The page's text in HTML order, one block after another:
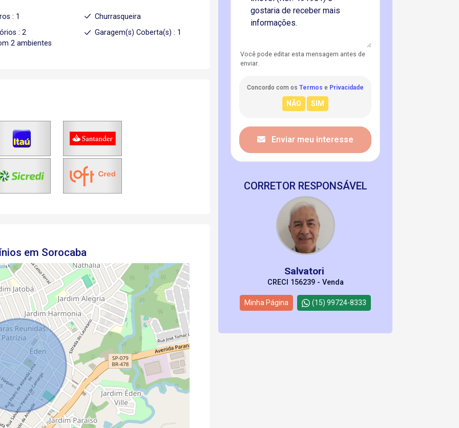
: 1
Churrasqueira
: 2
Garagem(s) Coberta(s) : 1
2 ambientes
em Sorocaba
Você pode editar esta mensagem antes de
enviar.
Concordo com os Termos e Privacidade
Enviar meu interesse
CORRETOR RESPONSÁVEL
Salvatori
CRECI 156239 - Venda
Minha Página (15) 99724-8333